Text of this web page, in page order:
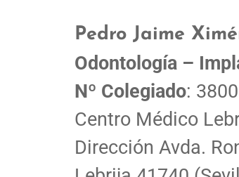
Pedro Jaime
Odontología –
Nº Colegiado:
Centro Médico
Dirección Avda.